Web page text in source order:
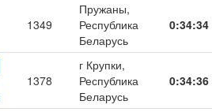
1349
Пружаны,
Республика
Беларусь
0:34:34
1378
г Крупки,
Республика
Беларусь
0:34:36